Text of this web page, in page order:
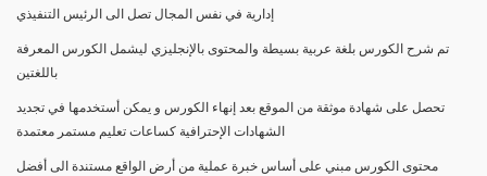
إدارية في نفس المجال تصل الى الرئيس التنفيذي
تم شرح الكورس بلغة عربية بسيطة والمحتوى بالإنجليزي ليشمل الكورس المعرفة
باللغتين
تحصل على شهادة موثقة من الموقع بعد إنهاء الكورس و يمكن أستخدمها في تجديد
الشهادات الإحترافية كساعات تعليم مستمر معتمدة
محتوى الكورس مبني على أساس خبرة عملية من أرض الواقع مستندة الى أفضل